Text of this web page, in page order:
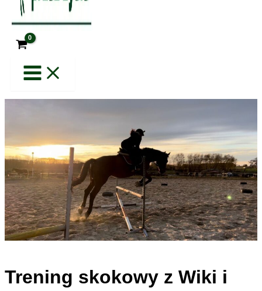
Trening skokowy z Wiki i